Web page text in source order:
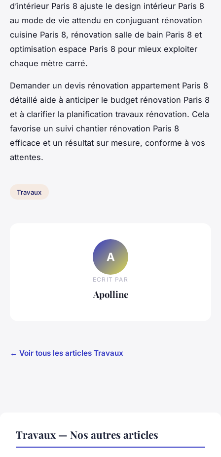
d’intérieur Paris 8 ajuste le design intérieur Paris 8
au mode de vie attendu en conjuguant rénovation
cuisine Paris 8, rénovation salle de bain Paris 8 et
optimisation espace Paris 8 pour mieux exploiter
chaque mètre carré.
Demander un devis rénovation appartement Paris 8
détaillé aide à anticiper le budget rénovation Paris 8
et à clarifier la planification travaux rénovation. Cela
favorise un suivi chantier rénovation Paris 8
efficace et un résultat sur mesure, conforme à vos
attentes.
Travaux
A
ECRIT PAR
Apolline
← Voir tous les articles Travaux
Travaux — Nos autres articles